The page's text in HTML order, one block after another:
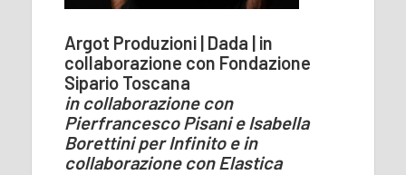
Argot Produzioni | Dada | in
collaborazione con Fondazione
Sipario Toscana
in collaborazione con
Pierfrancesco Pisani e Isabella
Borettini per Infinito e in
collaborazione con Elastica